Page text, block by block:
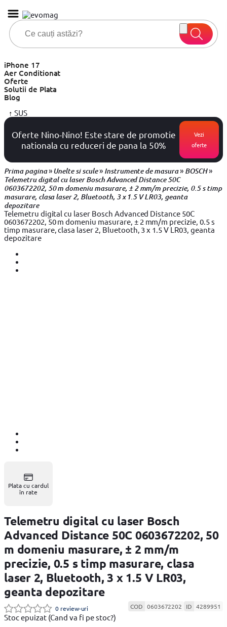
iPhone 17
Aer Conditionat
Oferte
Solutii de Plata
Blog
↑ SUS
Oferte Nino-Nino! Este stare de promotie
nationala cu reduceri de pana la 50%
Vezi
oferte
Prima pagina»Unelte si scule» Instrumente de masura» BOSCH»
Telemetru digital cu laser Bosch Advanced Distance 50C
0603672202, 50 m domeniu masurare, ± 2 mm/m precizie, 0.5 s timp
masurare, clasa laser 2, Bluetooth, 3 x 1.5 V LR03, geanta
depozitare
Telemetru digital cu laser Bosch Advanced Distance 50C
0603672202, 50 m domeniu masurare, ± 2 mm/m precizie, 0.5 s
timp masurare, clasa laser 2, Bluetooth, 3 x 1.5 V LR03, geanta
depozitare
Plata cu cardul
în rate
Telemetru digital cu laser Bosch
Advanced Distance 50C 0603672202, 50
m domeniu masurare, ± 2 mm/m
precizie, 0.5 s timp masurare, clasa
laser 2, Bluetooth, 3 x 1.5 V LR03,
geanta depozitare
0 review-uri COD 0603672202 ID 4289951
Stoc epuizat (Cand va fi pe stoc?)